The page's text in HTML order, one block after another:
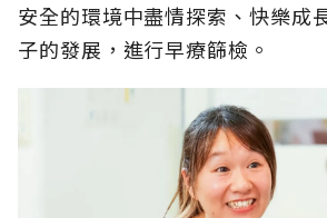
安全的環境中盡情探索、快樂成
子的發展，進行早療篩檢。